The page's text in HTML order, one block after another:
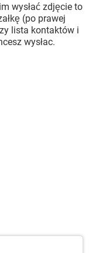
wysłać zdjęcie to
(po prawej
lista kontaktów i
wysłac.